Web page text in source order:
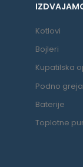
Kotlovi
Bojleri
Kupatilska
Podno
Baterije
Toplotne